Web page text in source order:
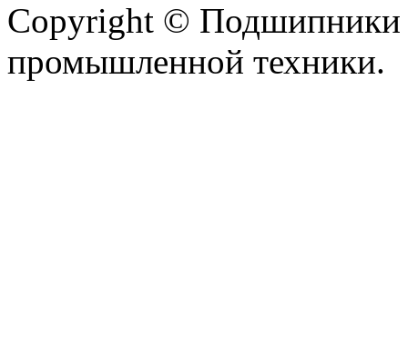
Copyright © Подшипники
промышленной техники.